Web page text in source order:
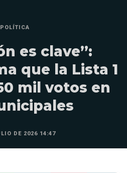
POLÍTICA
es clave”:
que la Lista 1
mil votos en
DE 2026 14:47